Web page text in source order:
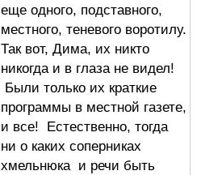
еще одного, подставного,
местного, теневого воротилу.
Так вот, Дима, их никто
никогда и в глаза не видел!
Были только их краткие
программы в местной газете,
и все! Естественно, тогда
ни о каких соперниках
хмельнюка и речи быть